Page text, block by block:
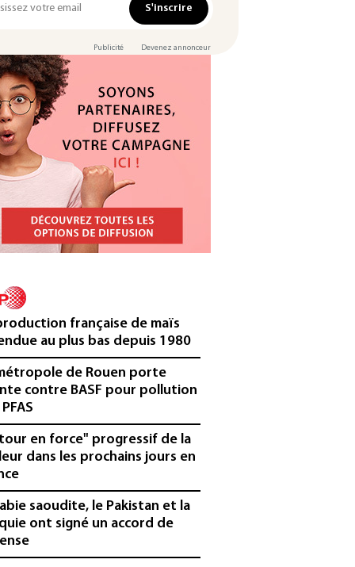
S'inscrire
Publicité Devenez annonceur
française de maïs
au plus bas depuis 1980
de Rouen porte
contre BASF pour pollution
en force" progressif de la
dans les prochains jours en
saoudite, le Pakistan et la
ont signé un accord de